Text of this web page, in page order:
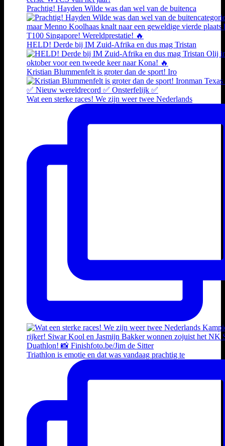
Prachtig! Hayden Wilde was dan wel van de buitenca
HELD! Derde bij IM Zuid-Afrika en dus mag Tristan
Kristian Blummenfelt is groter dan de sport! Iro
Wat een sterke races! We zijn weer twee Nederlands
Triathlon is emotie en dat was vandaag prachtig te